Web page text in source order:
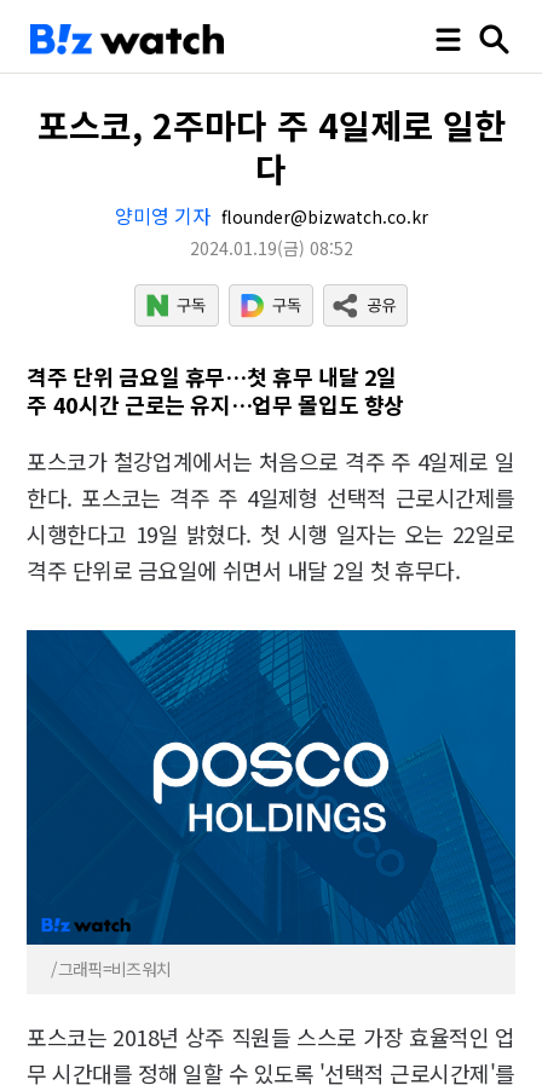
포스코, 2주마다 주 4일제로 일한
다
양미영 기자 flounder@bizwatch.co.kr
2024.01.19(금) 08:52
격주 단위 금요일 휴무…첫 휴무 내달 2일
주 40시간 근로는 유지…업무 몰입도 향상
포스코가 철강업계에서는 처음으로 격주 주 4일제로 일
한다. 포스코는 격주 주 4일제형 선택적 근로시간제를
시행한다고 19일 밝혔다. 첫 시행 일자는 오는 22일로
격주 단위로 금요일에 쉬면서 내달 2일 첫 휴무다.
/그래픽=비즈워치
포스코는 2018년 상주 직원들 스스로 가장 효율적인 업
무 시간대를 정해 일할 수 있도록 '선택적 근로시간제'를